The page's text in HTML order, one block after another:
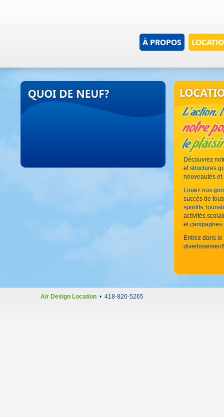
À PROPOS
Découvrez
et structures
nouveautés et
Louez nos
succès de
sportifs,
activités
et campagnes
Entrez dans
divertissement!
Air Design Location• 418-820-5265